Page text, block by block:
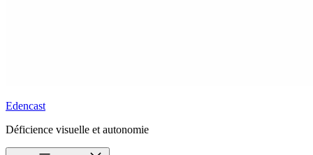
Edencast
Déficience visuelle et autonomie